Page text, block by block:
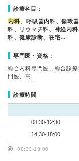
診療科目：
内科、呼吸器内科、循環
科、リウマチ科、神経内
科、健康診断、在宅…
専門医・資格：
総合内科専門医、総合診
門医、高…
診療時間
08:30-12:30
14:30-18:00
08:30-13:00